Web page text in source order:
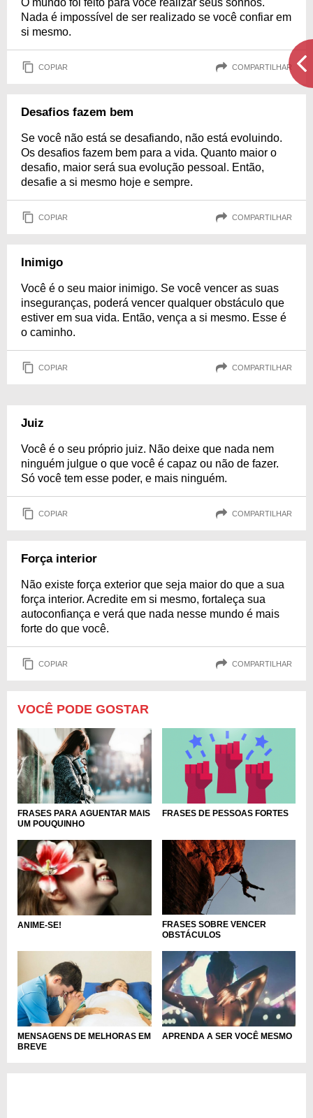
O mundo foi feito para você realizar seus sonhos.
Nada é impossível de ser realizado se você confiar em
si mesmo.
COPIAR COMPARTILHAR
Desafios fazem bem
Se você não está se desafiando, não está evoluindo.
Os desafios fazem bem para a vida. Quanto maior o
desafio, maior será sua evolução pessoal. Então,
desafie a si mesmo hoje e sempre.
COPIAR COMPARTILHAR
Inimigo
Você é o seu maior inimigo. Se você vencer as suas
inseguranças, poderá vencer qualquer obstáculo que
estiver em sua vida. Então, vença a si mesmo. Esse é
o caminho.
COPIAR COMPARTILHAR
Juiz
Você é o seu próprio juiz. Não deixe que nada nem
ninguém julgue o que você é capaz ou não de fazer.
Só você tem esse poder, e mais ninguém.
COPIAR COMPARTILHAR
Força interior
Não existe força exterior que seja maior do que a sua
força interior. Acredite em si mesmo, fortaleça sua
autoconfiança e verá que nada nesse mundo é mais
forte do que você.
COPIAR COMPARTILHAR
VOCÊ PODE GOSTAR
FRASES PARA AGUENTAR MAIS
UM POUQUINHO
FRASES DE PESSOAS FORTES
ANIME-SE!
FRASES SOBRE VENCER
OBSTÁCULOS
MENSAGENS DE MELHORAS EM
BREVE
APRENDA A SER VOCÊ MESMO